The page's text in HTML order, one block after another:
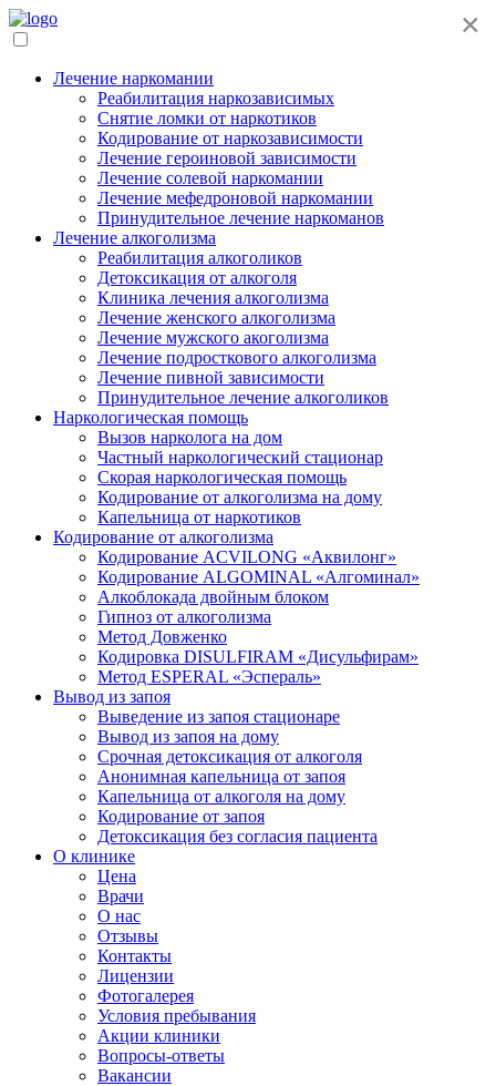
Лечение наркомании
Реабилитация наркозависимых
Снятие ломки от наркотиков
Кодирование от наркозависимости
Лечение героиновой зависимости
Лечение солевой наркомании
Лечение мефедроновой наркомании
Принудительное лечение наркоманов
Лечение алкоголизма
Реабилитация алкоголиков
Детоксикация от алкоголя
Клиника лечения алкоголизма
Лечение женского алкоголизма
Лечение мужского акоголизма
Лечение подросткового алкоголизма
Лечение пивной зависимости
Принудительное лечение алкоголиков
Наркологическая помощь
Вызов нарколога на дом
Частный наркологический стационар
Скорая наркологическая помощь
Кодирование от алкоголизма на дому
Капельница от наркотиков
Кодирование от алкоголизма
Кодирование ACVILONG «Аквилонг»
Кодирование ALGOMINAL «Алгоминал»
Алкоблокада двойным блоком
Гипноз от алкоголизма
Метод Довженко
Кодировка DISULFIRAM «Дисульфирам»
Метод ESPERAL «Эспераль»
Вывод из запоя
Выведение из запоя стационаре
Вывод из запоя на дому
Срочная детоксикация от алкоголя
Анонимная капельница от запоя
Капельница от алкоголя на дому
Кодирование от запоя
Детоксикация без согласия пациента
О клинике
Цена
Врачи
О нас
Отзывы
Контакты
Лицензии
Фотогалерея
Условия пребывания
Акции клиники
Вопросы-ответы
Вакансии
×